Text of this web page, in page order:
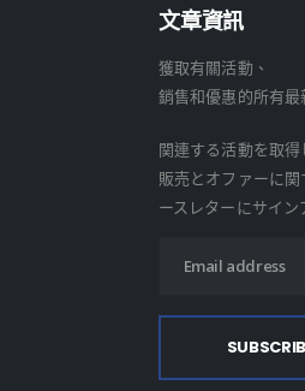
文章資訊
獲取有關活動、
銷售和優惠的所有最
関連する活動を取得
販売とオファーに
ースレターにサイン